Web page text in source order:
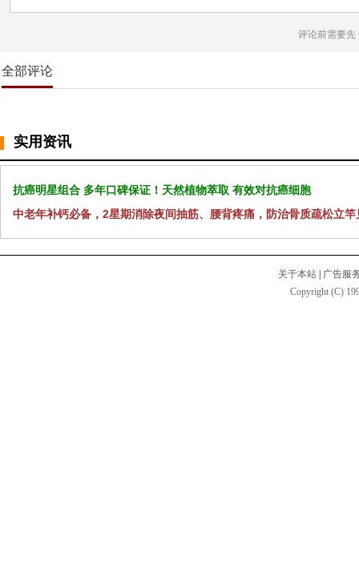
评论前需要先
全部评论
实用资讯
抗癌明星组合 多年口碑保证！天然植物萃取 有效对抗癌细胞
中老年补钙必备，2星期消除夜间抽筋、腰背疼痛，防治骨质疏松立竿
关于本站
广告服
Copyright (C)